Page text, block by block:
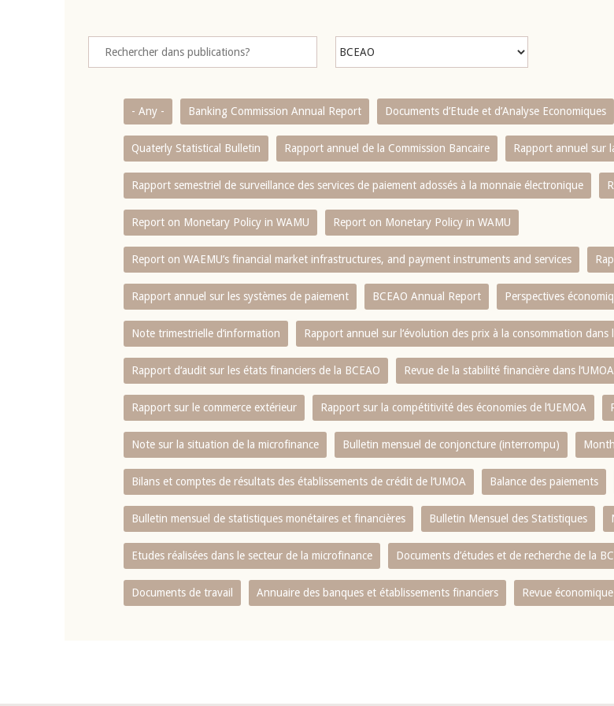
- Any - Banking Commission Annual Report Documents d’Etude et d’Analyse Economiques
Quaterly Statistical Bulletin Rapport annuel de la Commission Bancaire Rapport annuel sur
Rapport semestriel de surveillance des services de paiement adossés à la monnaie électronique
Report on Monetary Policy in WAMU Report on Monetary Policy in WAMU
Report on WAEMU’s financial market infrastructures, and payment instruments and services
Rapport annuel sur les systèmes de paiement BCEAO Annual Report Perspectives
Note trimestrielle d‘information Rapport annuel sur l‘évolution des prix à la consommation dans
Rapport d‘audit sur les états financiers de la BCEAO Revue de la stabilité financière dans l‘UMOA
Rapport sur le commerce extérieur Rapport sur la compétitivité des économies de l‘UEMOA
Note sur la situation de la microfinance Bulletin mensuel de conjoncture (interrompu)
Bilans et comptes de résultats des établissements de crédit de l‘UMOA Balance des paiements
Bulletin mensuel de statistiques monétaires et financières Bulletin Mensuel des Statistiques
Etudes réalisées dans le secteur de la microfinance Documents d’études et de recherche de la
Documents de travail Annuaire des banques et établissements financiers Revue